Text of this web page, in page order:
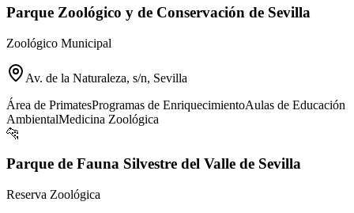
Parque Zoológico y de Conservación de Sevilla
Zoológico Municipal
Av. de la Naturaleza, s/n, Sevilla
Área de PrimatesProgramas de EnriquecimientoAulas de Educación
AmbientalMedicina Zoológica
🐆
Parque de Fauna Silvestre del Valle de Sevilla
Reserva Zoológica